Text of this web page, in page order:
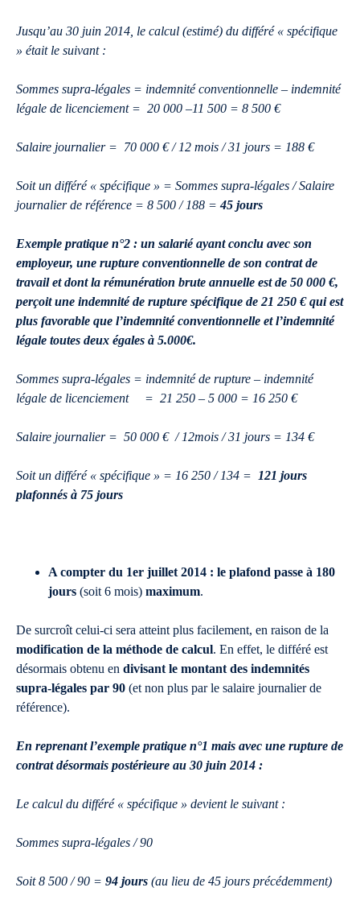
Jusqu’au 30 juin 2014, le calcul (estimé) du différé « spécifique
» était le suivant :
Sommes supra-légales = indemnité conventionnelle – indemnité
légale de licenciement = 20 000 –11 500 = 8 500 €
Salaire journalier = 70 000 € / 12 mois / 31 jours = 188 €
Soit un différé « spécifique » = Sommes supra-légales / Salaire
journalier de référence = 8 500 / 188 =45 jours
Exemple pratique n°2 : un salarié ayant conclu avec son
employeur, une rupture conventionnelle de son contrat de
travail et dont la rémunération brute annuelle est de 50 000 €,
perçoit une indemnité de rupture spécifique de 21 250 € qui est
plus favorable que l’indemnité conventionnelle et l’indemnité
légale toutes deux égales à 5.000€.
Sommes supra-légales = indemnité de rupture – indemnité
légale de licenciement = 21 250 – 5 000 = 16 250 €
Salaire journalier = 50 000 € / 12mois / 31 jours = 134 €
Soit un différé « spécifique » = 16 250 / 134 =
121 jours
plafonnés à 75 jours
A compter du 1er juillet 2014 : le plafond passe à 180
jours (soit 6 mois) maximum.
De surcroît celui-ci sera atteint plus facilement, en raison de la
modification de la méthode de calcul. En effet, le différé est
désormais obtenu en divisant le montant des indemnités
supra-légales par 90 (et non plus par le salaire journalier de
référence).
En reprenant l’exemple pratique n°1 mais avec une rupture de
contrat désormais postérieure au 30 juin 2014 :
Le calcul du différé « spécifique » devient le suivant :
Sommes supra-légales / 90
Soit 8 500 / 90 = 94 jours (au lieu de 45 jours précédemment)